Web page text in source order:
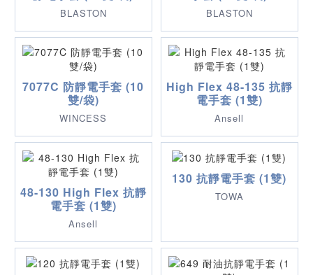
BLASTON BLASTON
7077C 防靜電手套 (10
雙/袋)
WINCESS
High Flex 48-135 抗靜
電手套 (1雙)
Ansell
48-130 High Flex 抗靜
電手套 (1雙)
Ansell
130 抗靜電手套 (1雙)
TOWA